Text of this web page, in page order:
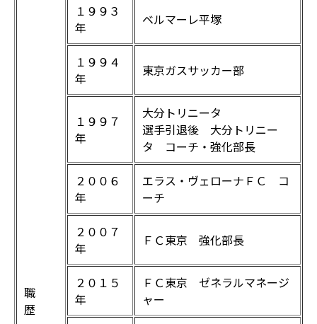
職
歴
１９９３
年
ベルマーレ平塚
１９９４
年
東京ガスサッカー部
１９９７
年
大分トリニータ
選手引退後 大分トリニー
タ コーチ・強化部長
２００６
年
エラス・ヴェローナＦＣ コ
ーチ
２００７
年
ＦＣ東京 強化部長
２０１５
年
ＦＣ東京 ゼネラルマネージ
ャー